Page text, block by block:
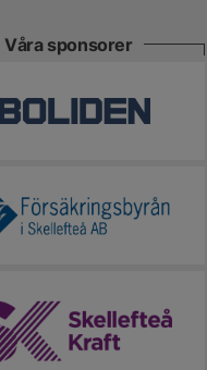
Våra sponsorer